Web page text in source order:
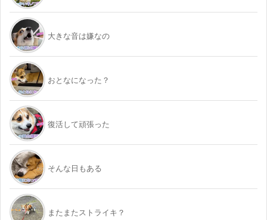
大きな音は嫌なの
おとなになった？
復活して頑張った
そんな日もある
またまたストライキ？